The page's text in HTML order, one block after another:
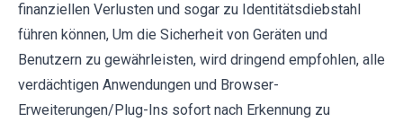
finanziellen Verlusten und sogar zu Identitätsdiebstahl
führen können, Um die Sicherheit von Geräten und
Benutzern zu gewährleisten, wird dringend empfohlen, alle
verdächtigen Anwendungen und Browser-
Erweiterungen/Plug-Ins sofort nach Erkennung zu